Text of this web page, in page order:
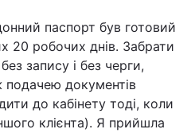
паспорт був готовий
20 робочих днів. Забрати
запису і без черги,
документів
до кабінету тоді, коли
клієнта). Я прийшла